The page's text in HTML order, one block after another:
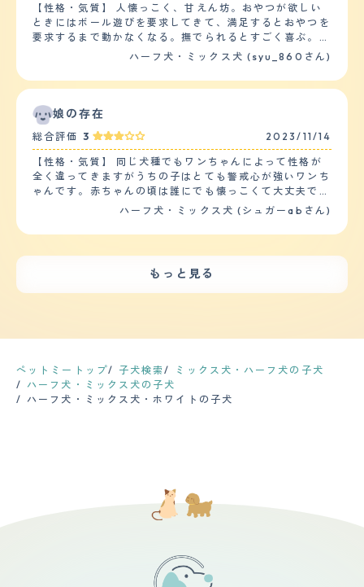
ャンプーします。とても健康で、フィラリアの予防接種以
外では病院にかかったことはほぼありません。一度吐いた
りして受診してお薬をもらいました。一週間くらいでよく
なりました。最近は夏はつらそうにしていますが、涼しい
さん、宅配の人などが来ると大きな声で吠えます。その他
があります。また、ご飯の時間が近づいたり散歩に行きた
い時に高い声で鳴くこともあり、うるさいです。 【総
評】 保健所から譲り受けた、元々は捨て犬だった犬で、
あまり利口ではなくしつけも上手くできませんが、家族に
とっては大切な犬でとてもかわいいです。仕事や外出から
帰ると、パァーッっと笑顔になるような表情で出迎えてく
れ、どんな時もお座りして待っていてくれるのは嬉しいで
す。家族の会話のきっかけにもなりますし、散歩すること
しでも減らしてほしいです。
てくると、ソワソワ歩き回って、ご飯をあげる時はヨロコ
ビの大ジャンプ(大人の腰の辺りまで何回も)で大騒ぎしま
す。 【しつけやすさ】 根気よく習慣づけて、褒めてご褒
美をあげる、という方法でしつけました。噛み癖だけは自
トレーナーに通わせるのも。。 室内飼いの小型犬で、散
歩は2日に1回程度で、すぐ歩き疲れて帰りたがるので近所
を1周するだけです。 【お手入れ】 毛は白い巻毛でモコモ
コしてかわいいのですが、暑そうなので春から秋は短くカ
ットします。 噛み癖が酷くて麻酔して眠らせないとカッ
トできないので、料金も高くつきます。コストがかかるの
で、カットは2ヶ月に一度だけ、バリカンでできる限り短
くしてもらいます。カット後は毛が無くてブルブル震えて
寒がるので、服を着せてあげます。 健康状態は、まだ4歳
階の窓からジャンプして落ちて、身体中を手術したのです
小型犬にありがちなキャンキャン声ではない。夜中に物音
や気配に反応して鳴かれると、やはりうるさくて眠ってい
は姪っ子の飼い犬で、姪っ子が地方の大学に進学して一人
った。子犬の頃から知っていた犬。子犬の時の可愛さは格
別で、成犬になった今でも小さくて可愛くて(特に歩きか
たがよちよちしててかわいい。噛み癖があるのと、トイレ
【性格・気質】 人懐っこく、甘えん坊。おやつが欲しい
ときにはボール遊びを要求してきて、満足するとおやつを
要求するまで動かなくなる。撫でられるとすごく喜ぶ。散
歩中にほかの犬とすれ違うと喧嘩をしようとするが怖くて
手に飛び出さないことや、階段を勝手に下りないこと、室
の訓練としてはお手やふせができる程度。ほかのペットは
飼っていないからわからない。 【健康・寿命】 特に健康
問題に悩まされてはいないが、体重が増えすぎてしまうこ
とが過去にあった。ごはんの頻度や散歩の時間を長くする
ことで改善した。また、大きないぼができたことがあり手
術を行った。定期的な健康診断についても同様に特に必要
ないと考えている。 【運動の頻度】 散歩の回数は一日１
回から２回行っている。長さについては朝の散歩では15分
運動を行っているといえる。 【毛の手入れ・シャンプー
回数】 毛の長さはふわふわな長さで、質感（触り心地）
シャンプーの頻度と同様で2か月に一回程度行っている。
【総評】 この犬種の好きなところ、気に入っているとこ
ろはとても甘えん坊であること、人形のように毛並みがふ
してしまったことである。迎え入れの前後で不安だったこ
とは、家族の中に犬があまり好きではないものがいたので
なじむことができるかどうかが不安であった。結果受け入
ことが増えたことや、家族の雰囲気が明るくなったこと、
会話が増えたことがあげられる。普段からあまり運動しな
ハーフ犬・ミックス犬 (syu_860さん)
娘の存在
総合評価 3 2023/11/14
【性格・気質】 同じ犬種でもワンちゃんによって性格が
全く違ってきますがうちの子はとても警戒心が強いワンち
ゃんです。赤ちゃんの頃は誰にでも懐っこくて大丈夫でし
たが少し成長した頃から初対面の人間も、わんちゃんもダ
大変でしたしお散歩する時も大変でした。今はワンちゃん
ゃの人形にもビビっています。とくにインターホンが鳴る
とずっと吠えています。 【健康・寿命】 とくになんの問
を壊してしまい下痢をしてしまいます。過去に病気などは
の元気の無さ過去1でした。 【運動の頻度】 すごく運動す
るワンちゃんです。とにかく外が好きで散歩に行きたいと
ずっと吠えています。旦那が仕事に行く時も自分が行ける
んのパックもしてくださりとてもサラサラで帰ってきてく
れます。爪のケアもしてくださるのでそこのお店には本当
のが大変になります。人を家にあまり招待できなくなりま
ハーフ犬・ミックス犬 (シュガーabさん)
もっと見る
ペットミートップ 子犬検索
ミックス犬・ハーフ犬の子犬
ハーフ犬・ミックス犬の子犬
ハーフ犬・ミックス犬・ホワイトの子犬